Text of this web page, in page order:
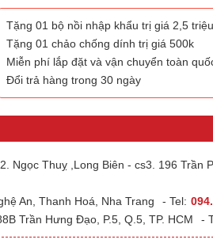
Tặng 01 bộ nồi nhập khẩu trị giá 2,5 triệu
Tặng 01 chảo chống dính trị giá 500k
Miễn phí lắp đặt và vận chuyển toàn
Đổi trả hàng trong 30 ngày
Ngọc Thuỵ ,Long Biên - cs3. 196 Trần
An, Thanh Hoá, Nha Trang - Tel:
Trần Hưng Đạo, P.5, Q.5, TP. HCM -